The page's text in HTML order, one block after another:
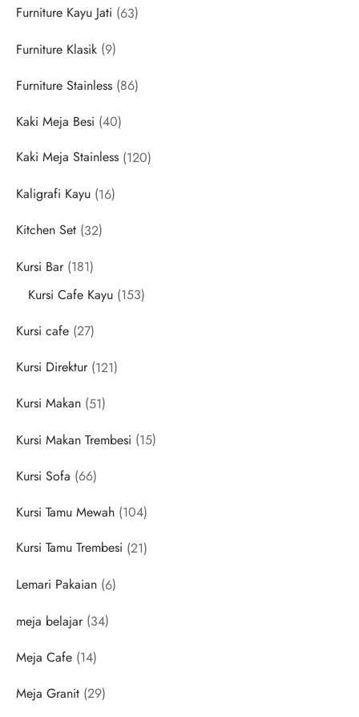
Furniture Kayu Jati 6363
Furniture Klasik 99
Furniture Stainless 8686
Kaki Meja Besi 4040
Kaki Meja Stainless 120120
Kaligrafi Kayu 1616
Kitchen Set 3232
Kursi Bar 181181
products
Kursi Cafe Kayu 153153
Kursi cafe 2727
Kursi Direktur 121121
Kursi Makan 5151
Kursi Makan Trembesi 1515
Kursi Sofa 6666
Kursi Tamu Mewah 104104
Kursi Tamu Trembesi 2121
Lemari Pakaian 66
meja belajar 3434
Meja Cafe 1414
Meja Granit 2929